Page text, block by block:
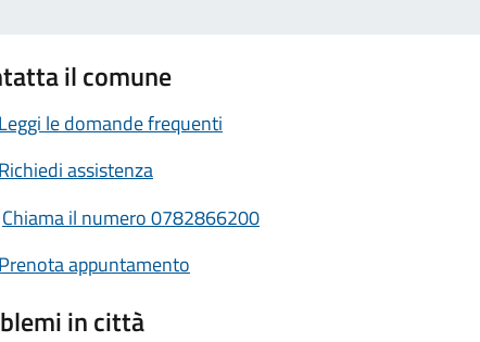
il comune
Leggi le domande frequenti
Richiedi assistenza
Chiama il numero 0782866200
Prenota appuntamento
in città